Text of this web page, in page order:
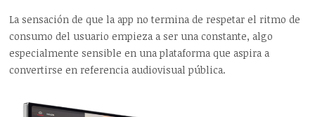
La sensación de que la app no termina de respetar el ritmo de
consumo del usuario empieza a ser una constante, algo
especialmente sensible en una plataforma que aspira a
convertirse en referencia audiovisual pública.